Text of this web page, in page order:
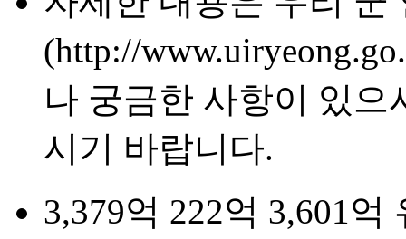
(http://
나 궁금한 사항이 있
시기 바랍니다.
3,379억 222억 3,601억